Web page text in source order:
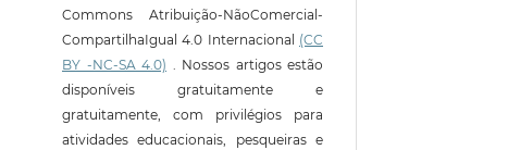
Commons Atribuição-NãoComercial-
CompartilhaIgual 4.0 Internacional (CC
BY -NC-SA 4.0) . Nossos artigos estão
disponíveis gratuitamente e
gratuitamente, com privilégios para
atividades educacionais, pesqueiras e